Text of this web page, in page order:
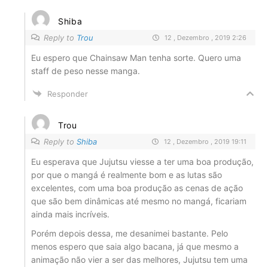
Shiba
Reply to Trou 12 , Dezembro , 2019 2:26
Eu espero que Chainsaw Man tenha sorte. Quero uma
staff de peso nesse manga.
Responder
Trou
Reply to Shiba 12 , Dezembro , 2019 19:11
Eu esperava que Jujutsu viesse a ter uma boa produção,
por que o mangá é realmente bom e as lutas são
excelentes, com uma boa produção as cenas de ação
que são bem dinâmicas até mesmo no mangá, ficariam
ainda mais incríveis.
Porém depois dessa, me desanimei bastante. Pelo
menos espero que saia algo bacana, já que mesmo a
animação não vier a ser das melhores, Jujutsu tem uma